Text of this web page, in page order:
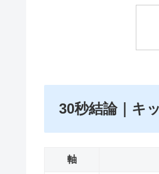
30秒結論｜キ
軸